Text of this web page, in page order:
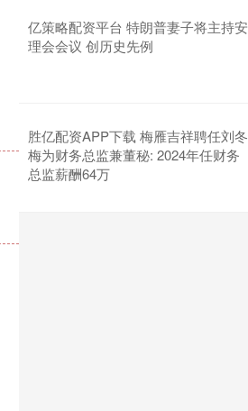
亿策略配资平台 特朗普妻子将主持安
理会会议 创历史先例
胜亿配资APP下载 梅雁吉祥聘任刘冬
梅为财务总监兼董秘: 2024年任财务
总监薪酬64万